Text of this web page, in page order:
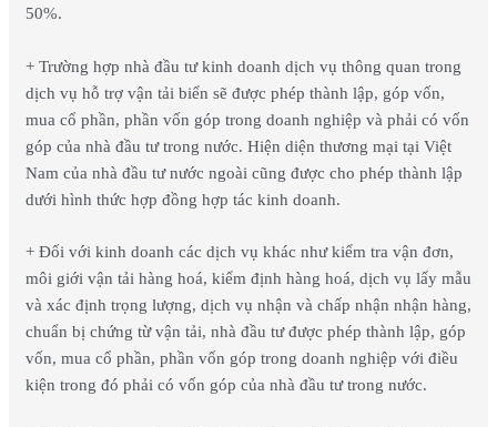
50%.
+ Trường hợp nhà đầu tư kinh doanh dịch vụ thông quan trong
dịch vụ hỗ trợ vận tải biển sẽ được phép thành lập, góp vốn,
mua cổ phần, phần vốn góp trong doanh nghiệp và phải có vốn
góp của nhà đầu tư trong nước. Hiện diện thương mại tại Việt
Nam của nhà đầu tư nước ngoài cũng được cho phép thành lập
dưới hình thức hợp đồng hợp tác kinh doanh.
+ Đối với kinh doanh các dịch vụ khác như kiểm tra vận đơn,
môi giới vận tải hàng hoá, kiểm định hàng hoá, dịch vụ lấy mẫu
và xác định trọng lượng, dịch vụ nhận và chấp nhận nhận hàng,
chuẩn bị chứng từ vận tải, nhà đầu tư được phép thành lập, góp
vốn, mua cổ phần, phần vốn góp trong doanh nghiệp với điều
kiện trong đó phải có vốn góp của nhà đầu tư trong nước.